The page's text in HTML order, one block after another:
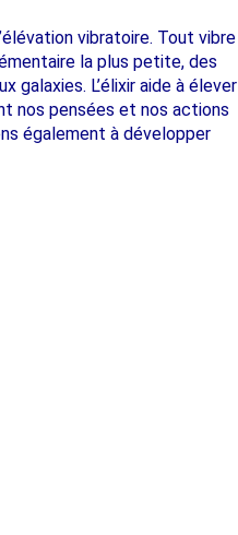
vibratoire. Tout vibre
la plus petite, des
galaxies. L’élixir aide à élever
nos pensées et nos actions
également à développer